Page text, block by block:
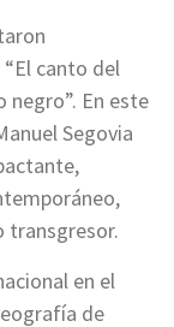
“El canto del
negro”. En este
Segovia
transgresor.
en el
de